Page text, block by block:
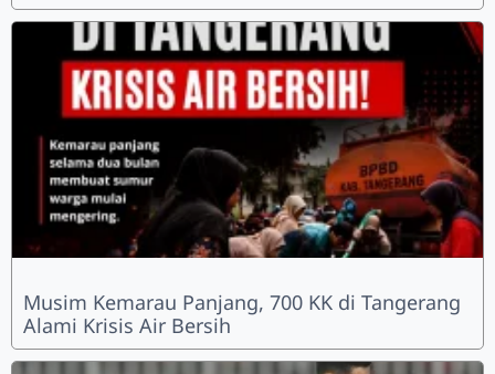
Musim Kemarau Panjang, 700 KK di Tangerang
Alami Krisis Air Bersih